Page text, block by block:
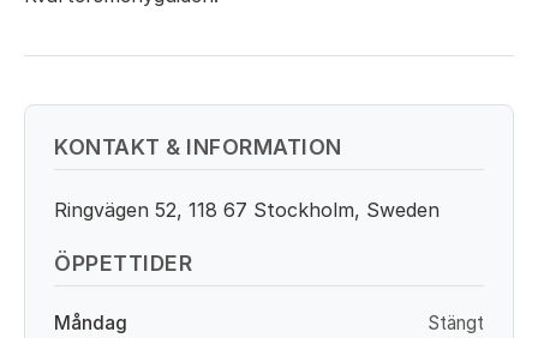
KONTAKT & INFORMATION
Ringvägen 52, 118 67 Stockholm, Sweden
ÖPPETTIDER
Måndag
Stängt